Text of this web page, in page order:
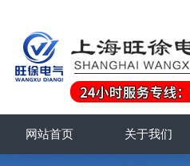
网站首页 关于我们